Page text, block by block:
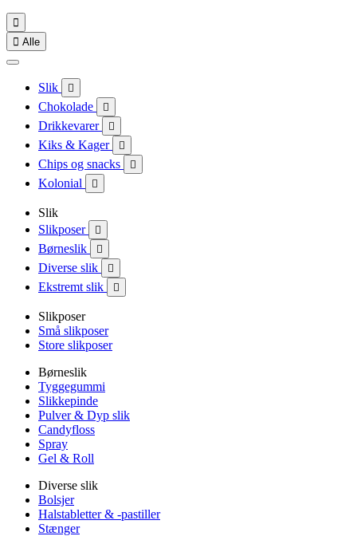

 Alle
Slik 
Chokolade 
Drikkevarer 
Kiks & Kager 
Chips og snacks 
Kolonial 
Slik
Slikposer

Børneslik 
Diverse slik 
Ekstremt slik 
Slikposer
Små slikposer
Store slikposer
Børneslik
Tyggegummi
Slikkepinde
Pulver & Dyp slik
Candyfloss
Spray
Gel & Roll
Diverse slik
Bolsjer
Halstabletter & -pastiller
Stænger